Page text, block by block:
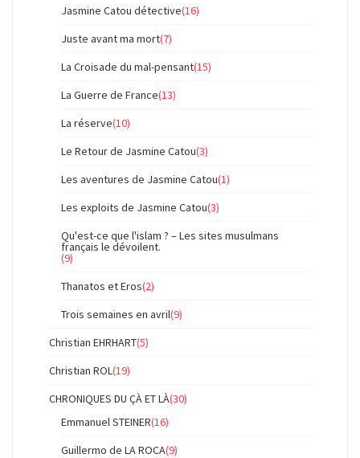
Jasmine Catou détective(16)
Juste avant ma mort(7)
La Croisade du mal-pensant(15)
La Guerre de France(13)
La réserve(10)
Le Retour de Jasmine Catou(3)
Les aventures de Jasmine Catou(1)
Les exploits de Jasmine Catou(3)
Qu'est-ce que l'islam ? – Les sites musulmans
français le dévoilent.
(9)
Thanatos et Eros(2)
Trois semaines en avril(9)
Christian EHRHART(5)
Christian ROL(19)
CHRONIQUES DU ÇÀ ET LÀ(30)
Emmanuel STEINER(16)
Guillermo de LA ROCA(9)